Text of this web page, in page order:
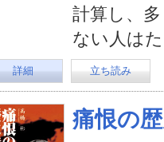
計算し、
ない人は
詳細 立ち読み
痛恨の